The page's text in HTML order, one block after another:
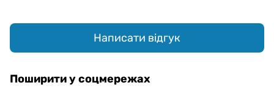
Написати відгук
Поширити у соцмережах